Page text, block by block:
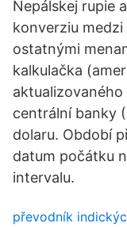
Nepálskej rupie
konverziu
ostatnými
kalkulačka
centrální banky
dolaru. Období
datum počátku
intervalu.
převodník